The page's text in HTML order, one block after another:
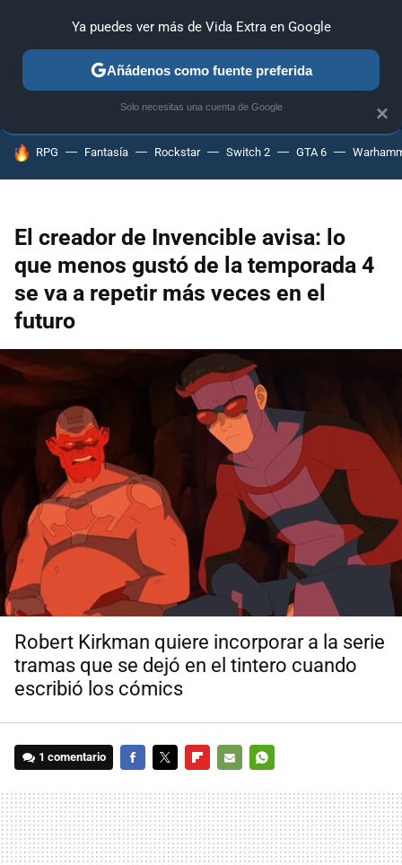
ANÁLISIS GUÍAS Y TRUCOS PC SONY NINTENDO
HOY SE HABLA DE
RPG Fantasía Rockstar Switch 2 GTA 6
El creador de Invencible avisa: lo
que menos gustó de la temporada 4
se va a repetir más veces en el
futuro
Robert Kirkman quiere incorporar a la serie
tramas que se dejó en el tintero cuando
escribió los cómics
1 comentario
MAIL
×
Ya puedes ver más de Vida Extra en Google
Añádenos como fuente preferida
Solo necesitas una cuenta de Google